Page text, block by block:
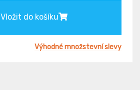
Vložit do košíku
Výhodné množstevní slevy